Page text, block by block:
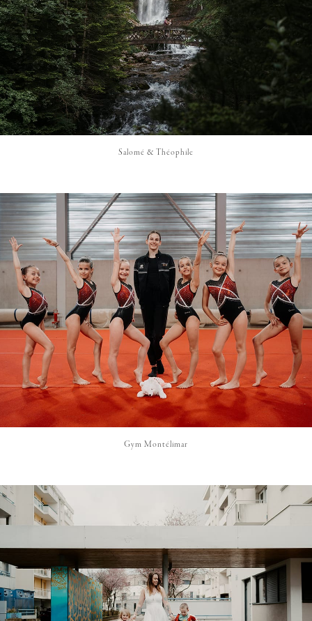
Salomé & Théophile
Gym Montélimar